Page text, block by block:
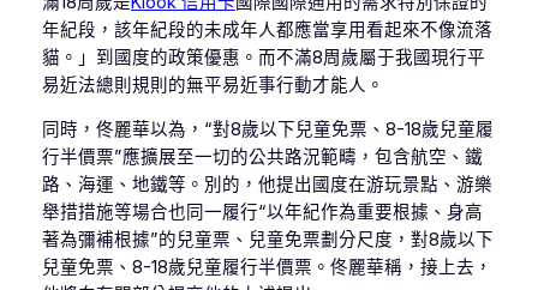
年紀段，該年紀段的未成年人都應當享用看起來不像流落
貓。」到國度的政策優惠。而不滿8周歲屬于我國現行平
易近法總則規則的無平易近事行動才能人。
同時，佟麗華以為，“對8歲以下兒童免票、8-18歲兒童履
行半價票”應擴展至一切的公共路況範疇，包含航空、鐵
路、海運、地鐵等。別的，他提出國度在游玩景點、游樂
舉措措施等場合也同一履行“以年紀作為重要根據、身高
著為彌補根據”的兒童票、兒童免票劃分尺度，對8歲以下
兒童免票、8-18歲兒童履行半價票。佟麗華稱，接上去，